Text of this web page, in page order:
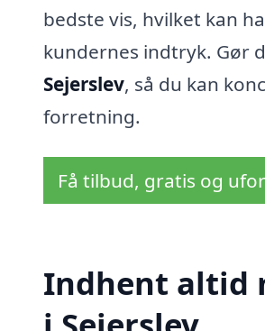
bedste vis, hvilket kan
kundernes indtryk. Gør
Sejerslev, så du kan
forretning.
Få tilbud, gratis og
Indhent altid